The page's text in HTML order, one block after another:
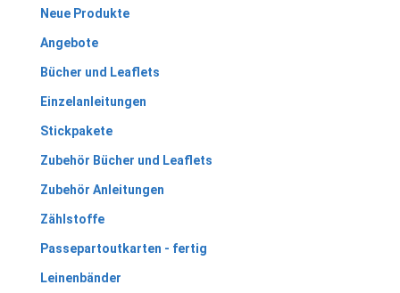
Neue Produkte
Angebote
Bücher und Leaflets
Einzelanleitungen
Stickpakete
Zubehör Bücher und Leaflets
Zubehör Anleitungen
Zählstoffe
Passepartoutkarten - fertig
Leinenbänder